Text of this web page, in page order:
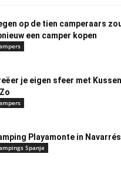
op de tien camperaars
een camper kopen
je eigen sfeer met
Playamonte in
Spanje